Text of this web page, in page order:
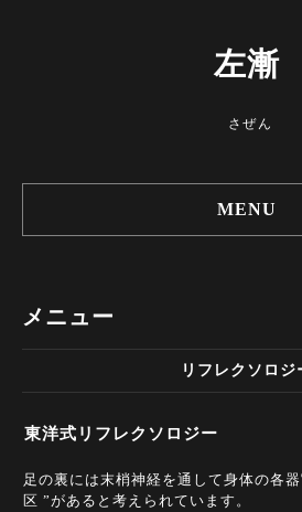
左漸
さぜん
MENU
メニュー
リフレクソロジ
東洋式リフレクソロジー
足の裏には末梢神経を通して身体の各
区 ”があると考えられています。